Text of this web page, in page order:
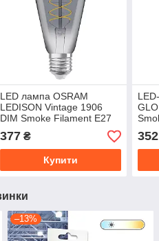
LED лампа OSRAM
LEDISON Vintage 1906
DIM Smoke Filament E27
7,8W 360lm 1800K 230V
(4099854090981)
377₴
Купити
100
352
–13%